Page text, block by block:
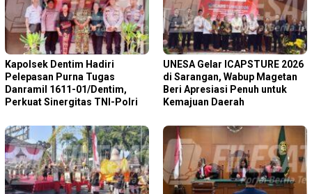
Kapolsek Dentim Hadiri
Pelepasan Purna Tugas
Danramil 1611-01/Dentim,
Perkuat Sinergitas TNI-Polri
‎UNESA Gelar ICAPSTURE 2026
di Sarangan, Wabup Magetan
Beri Apresiasi Penuh untuk
Kemajuan Daerah